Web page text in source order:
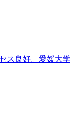
ス良好。愛媛大